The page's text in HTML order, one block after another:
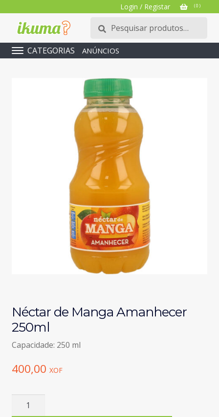
Login / Registar ( 0 )
Pesquisar
por:
Pesquisa
CATEGORIAS ANÚNCIOS
Néctar de Manga Amanhecer
250ml
Capacidade: 250 ml
400,00 XOF
Quantidade